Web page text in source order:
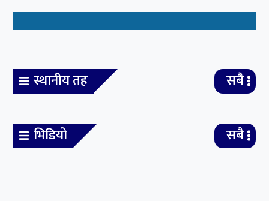
स्थानीय तह सबै
भिडियो सबै